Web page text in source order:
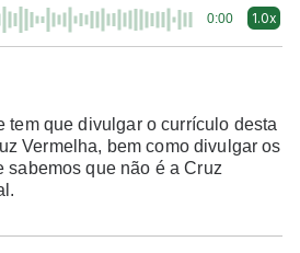
0:00 1.0x
tem que divulgar o currículo desta
Vermelha, bem como divulgar os
sabemos que não é a Cruz